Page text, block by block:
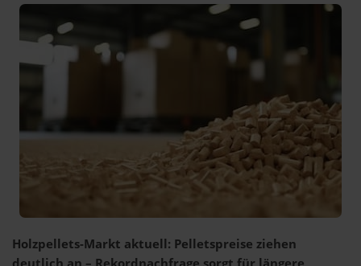
Holzpellets-Markt aktuell: Pelletspreise ziehen